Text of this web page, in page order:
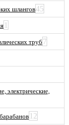
шлангов45
1
труб 7
электрические,
12